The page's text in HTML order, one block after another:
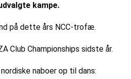
kampe.
på dette års NCC-trofæ.
Club Championships sidste år.
naboer op til dans: